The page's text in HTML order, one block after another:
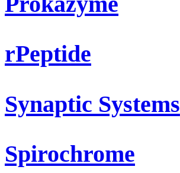
rPeptide
Synaptic Systems
Spirochrome